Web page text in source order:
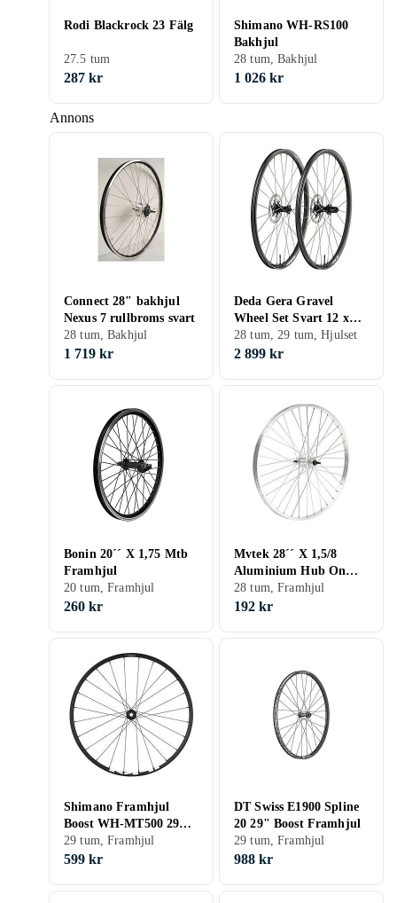
Annons
Rodi Blackrock 23 Fälg
27.5 tum
287 kr
Shimano WH-RS100
Bakhjul
28 tum, Bakhjul
1 026 kr
Connect 28" bakhjul
Nexus 7 rullbroms svart
28 tum, Bakhjul
1 719 kr
Deda Gera Gravel
Wheel Set Svart 12 x
100 mm / 12 x 142 mm /
Sram XDR
28 tum, 29 tum, Hjulset
2 899 kr
Bonin 20´´ X 1,75 Mtb
Framhjul
20 tum, Framhjul
260 kr
Mvtek 28´´ X 1,5/8
Aluminium Hub On
Spheres Quick Release
Framhjul
28 tum, Framhjul
192 kr
Shimano Framhjul
Boost WH-MT500 29
15x110mm
29 tum, Framhjul
599 kr
DT Swiss E1900 Spline
20 29" Boost Framhjul
29 tum, Framhjul
988 kr